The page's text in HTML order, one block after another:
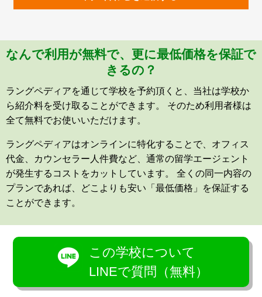
なんで利用が無料で、更に最低価格を保証で
きるの？
ラングペディアを通じて学校を予約頂くと、当社は学校か
ら紹介料を受け取ることができます。 そのため利用者様は
全て無料でお使いいただけます。
ラングペディアはオンラインに特化することで、オフィス
代金、カウンセラー人件費など、通常の留学エージェント
が発生するコストをカットしています。 全くの同一内容の
プランであれば、どこよりも安い「最低価格」を保証する
ことができます。
この学校について
LINEで質問（無料）